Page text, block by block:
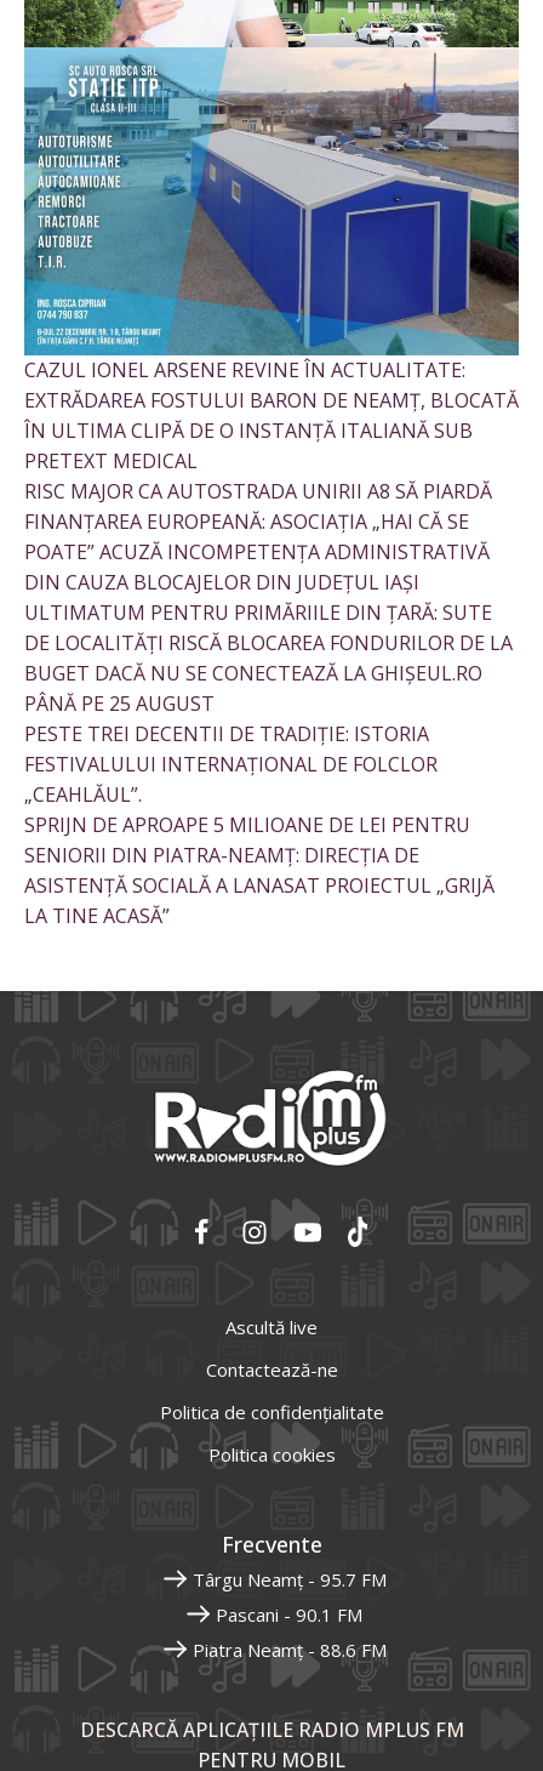
CAZUL IONEL ARSENE REVINE ÎN ACTUALITATE:
EXTRĂDAREA FOSTULUI BARON DE NEAMȚ, BLOCATĂ
ÎN ULTIMA CLIPĂ DE O INSTANȚĂ ITALIANĂ SUB
PRETEXT MEDICAL
RISC MAJOR CA AUTOSTRADA UNIRII A8 SĂ PIARDĂ
FINANȚAREA EUROPEANĂ: ASOCIAȚIA „HAI CĂ SE
POATE” ACUZĂ INCOMPETENȚA ADMINISTRATIVĂ
DIN CAUZA BLOCAJELOR DIN JUDEȚUL IAȘI
ULTIMATUM PENTRU PRIMĂRIILE DIN ȚARĂ: SUTE
DE LOCALITĂȚI RISCĂ BLOCAREA FONDURILOR DE LA
BUGET DACĂ NU SE CONECTEAZĂ LA GHIȘEUL.RO
PÂNĂ PE 25 AUGUST
PESTE TREI DECENTII DE TRADIȚIE: ISTORIA
FESTIVALULUI INTERNAȚIONAL DE FOLCLOR
„CEAHLĂUL”.
SPRIJN DE APROAPE 5 MILIOANE DE LEI PENTRU
SENIORII DIN PIATRA-NEAMȚ: DIRECȚIA DE
ASISTENȚĂ SOCIALĂ A LANASAT PROIECTUL „GRIJĂ
LA TINE ACASĂ”
Ascultă live
Contactează-ne
Politica de confidențialitate
Politica cookies
Frecvente
Târgu Neamț - 95.7 FM
Pascani - 90.1 FM
Piatra Neamț - 88.6 FM
DESCARCĂ APLICAȚIILE RADIO MPLUS FM
PENTRU MOBIL